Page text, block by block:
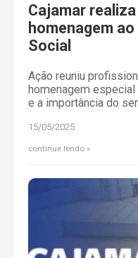
Cajamar
homenagem
Social
Ação reuniu
homenagem
e a importância do
15/05/2025
continue lendo